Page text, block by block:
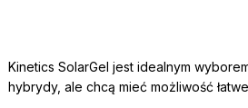
Kinetics SolarGel jest idealnym
hybrydy, ale chcą mieć możliwość